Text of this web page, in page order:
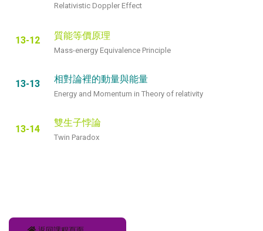
Relativistic Doppler Effect
13-12 質能等價原理
Mass-energy Equivalence Principle
13-13 相對論裡的動量與能量
Energy and Momentum in Theory of relativity
13-14
雙生子悖論
Twin Paradox